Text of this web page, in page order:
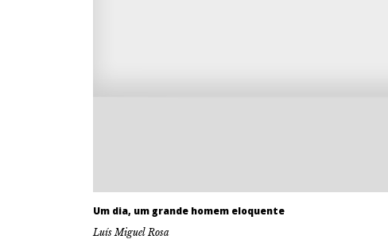
Um dia, um grande homem eloquente
Luís Miguel Rosa